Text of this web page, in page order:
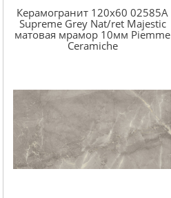
Керамогранит 120x60 02585A
Supreme Grey Nat/ret Majestic
матовая мрамор 10мм Piemme
Ceramiche